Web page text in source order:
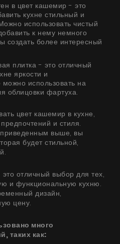
в цвет кашемир - это
кухне стильный и
использовать чистый
к нему немного
создать более интересный
плитка - это отличный
яркости и
можно использовать на
облицовки фартуха.
цвет кашемир в кухне,
и стиля.
выше, вы
будет стильной,
отличный выбор для тех,
и функциональную кухню.
дизайн,
цену.
много
таких как: